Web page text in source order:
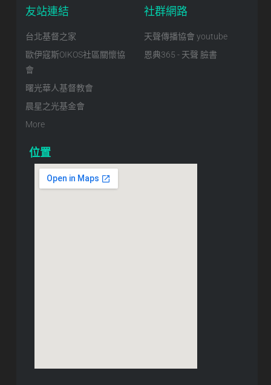
友站連結
台北基督之家
歐伊寇斯OIKOS社區關懷協
會
曙光華人基督教會
晨星之光基金會
More
社群網路
天聲傳播協會 youtube
恩典365 - 天聲 臉書
位置